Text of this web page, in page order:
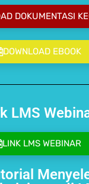
DOKUMENTASI
DOWNLOAD EBOOK
LMS
LINK LMS WEBINAR